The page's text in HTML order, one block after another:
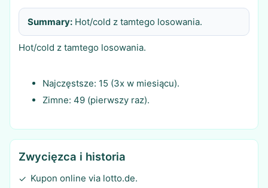
Summary:Hot/cold z tamtego losowania.
Hot/cold z tamtego losowania.
Najczęstsze: 15 (3x w miesiącu).
Zimne: 49 (pierwszy raz).
Zwycięzca i historia
✓ Kupon online via lotto.de.